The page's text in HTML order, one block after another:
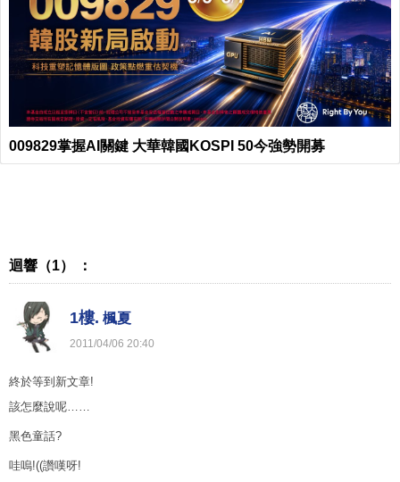
009829掌握AI關鍵 大華韓國KOSPI 50今強勢開募
迴響（1） ：
1樓. 楓夏
2011/04/06 20:40
終於等到新文章!
該怎麼說呢……
黑色童話?
哇嗚!((讚嘆呀!